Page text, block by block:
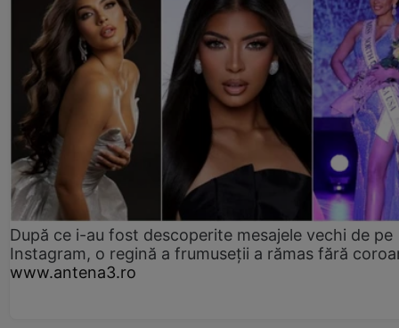
După ce i-au fost descoperite mesajele vechi de pe
Instagram, o regină a frumuseții a rămas fără
www.antena3.ro